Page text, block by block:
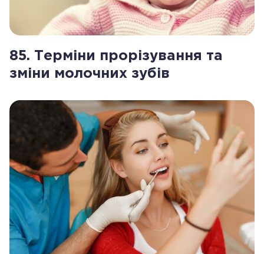
85. Терміни прорізування та
зміни молочних зубів